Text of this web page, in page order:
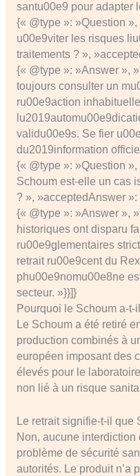
santu00e9 pour adapter
{« @type »: »Question
u00e9viter les risques
traitements ? »,
{« @type »: »Answer »,
toujours consulter un
ru00e9action
validu00e9s. Se fier
du2019information
{« @type »: »Question
Schoum est-elle un cas
? », »acceptedAnswer »:
{« @type »: »Answer »,
historiques ont disparu
ru00e9glementaires
retrait ru00e9cent du
phu00e9nomu00e8ne
secteur. »}}]}
Pourquoi le Schoum a-
Le Schoum a été retiré
production combinés à
européen imposant des
élevés pour le
non lié à un risque
Le retrait signifie-t-il que
Non, aucune
problème de sécurité
autorités. Le produit n’a